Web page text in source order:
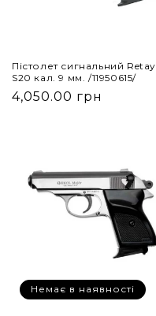
Пістолет сигнальний Retay
S20 кал. 9 мм. /11950615/
4,050.00 грн
Немає в наявності